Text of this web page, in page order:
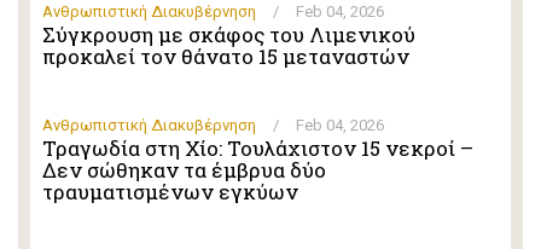
Ανθρωπιστική Διακυβέρνηση / Feb 04, 2026
Σύγκρουση με σκάφος του Λιμενικού
προκαλεί τον θάνατο 15 μεταναστών
Ανθρωπιστική Διακυβέρνηση / Feb 04, 2026
Τραγωδία στη Χίο: Τουλάχιστον 15 νεκροί –
Δεν σώθηκαν τα έμβρυα δύο
τραυματισμένων εγκύων